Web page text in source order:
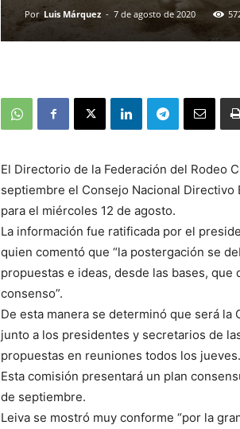
Por Luis Márquez - 7 de agosto de 2020
El Directorio de la Federación del Rodeo
septiembre el Consejo Nacional
para el miércoles 12 de agosto.
La información fue ratificada por el
quien comentó que “la postergación se
propuestas e ideas, desde las bases,
consenso”.
De esta manera se determinó que será
junto a los presidentes y secretarios de
propuestas en reuniones todos los jueves.
Esta comisión presentará un plan
de septiembre.
Leiva se mostró muy conforme “por la